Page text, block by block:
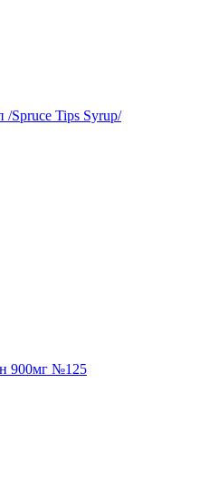
/Spruce Tips Syrup/
900мг №125